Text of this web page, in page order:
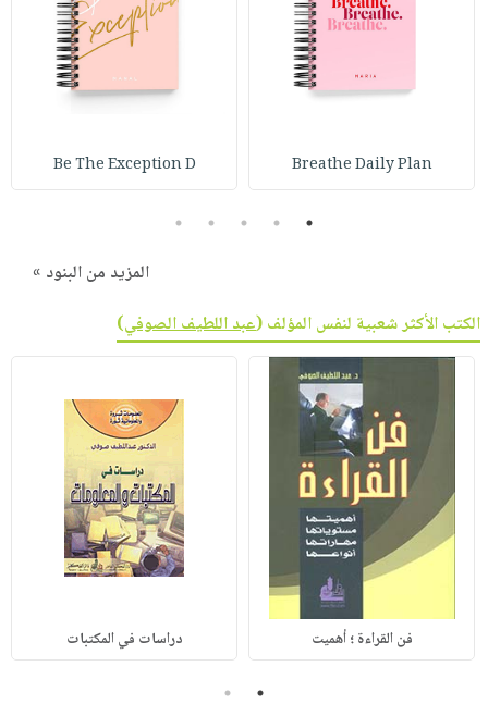
Breathe Daily Plan
Be The Exception D
1
2
3
4
5
المزيد من البنود »
الكتب الأكثر شعبية لنفس المؤلف (عبد اللطيف الصوفي)
فن القراءة ؛ أهميت دراسات في المكتبات
1
2